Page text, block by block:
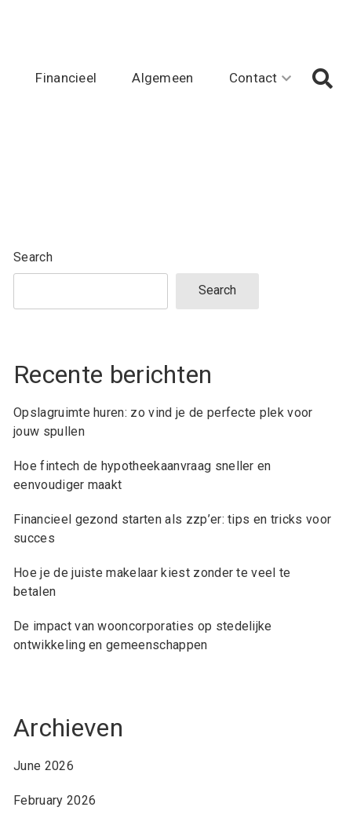
Financieel Algemeen Contact
Search
Search
Recente berichten
Opslagruimte huren: zo vind je de perfecte plek voor
jouw spullen
Hoe fintech de hypotheekaanvraag sneller en
eenvoudiger maakt
Financieel gezond starten als zzp’er: tips en tricks voor
succes
Hoe je de juiste makelaar kiest zonder te veel te
betalen
De impact van wooncorporaties op stedelijke
ontwikkeling en gemeenschappen
Archieven
June 2026
February 2026